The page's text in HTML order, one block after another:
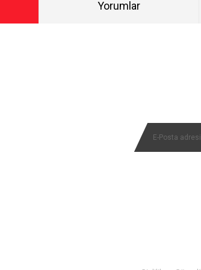
Yorumlar
Yorum Yaz